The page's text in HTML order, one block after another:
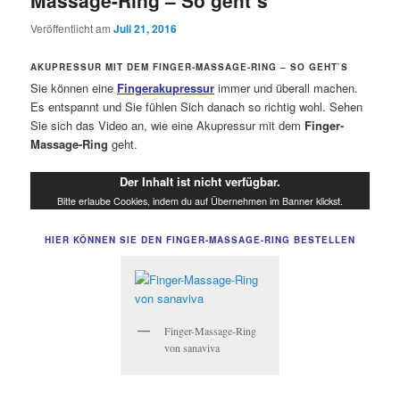
Veröffentlicht amJuli 21, 2016
AKUPRESSUR MIT DEM FINGER-MASSAGE-RING – SO GEHT`S
Sie können eine Fingerakupressur immer und überall machen.
Es entspannt und Sie fühlen Sich danach so richtig wohl. Sehen
Sie sich das Video an, wie eine Akupressur mit dem Finger-
Massage-Ring geht.
Der Inhalt ist nicht verfügbar.
Bitte erlaube Cookies, indem du auf Übernehmen im Banner klickst.
HIER KÖNNEN SIE DEN FINGER-MASSAGE-RING BESTELLEN
Finger-Massage-Ring
von sanaviva